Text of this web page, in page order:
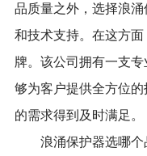
品质量之外，选择浪
和技术支持。在这方
牌。该公司拥有一支
够为客户提供全方位
的需求得到及时满足。
浪涌保护器选哪